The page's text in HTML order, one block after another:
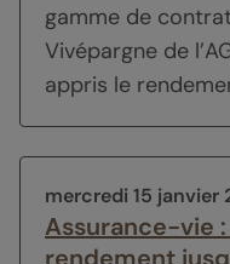
gamme de
Vivépargne de
appris le
mercredi 15 janvier
Assurance-vie